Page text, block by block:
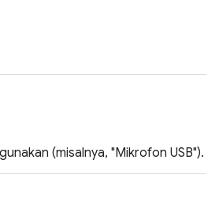
(misalnya, "Mikrofon USB").